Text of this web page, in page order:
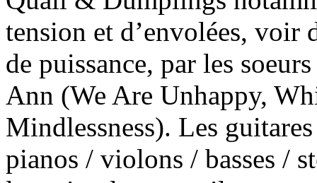
tension et d’envolées, voir
de puissance, par les
Ann (We Are Unhappy,
Mindlessness). Les
pianos / violons / basses /